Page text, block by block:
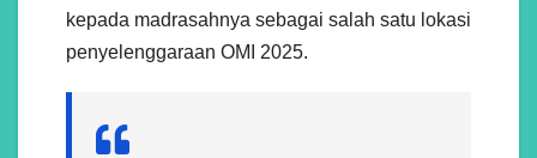
kepada madrasahnya sebagai salah satu lokasi
penyelenggaraan OMI 2025.